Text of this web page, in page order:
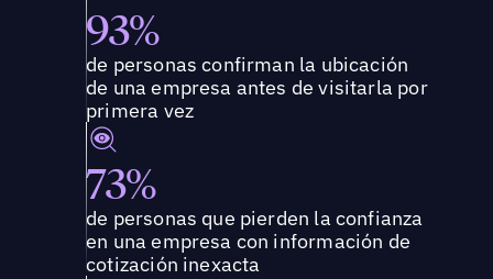
93%
de personas confirman la ubicación
de una empresa antes de visitarla por
primera vez
73%
de personas que pierden la confianza
en una empresa con información de
cotización inexacta